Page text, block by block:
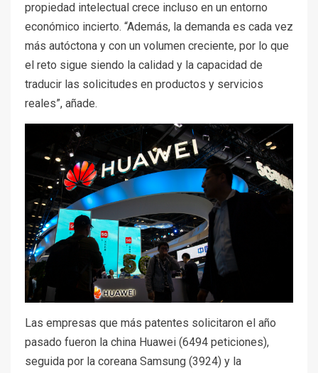
propiedad intelectual crece incluso en un entorno
económico incierto. “Además, la demanda es cada vez
más autóctona y con un volumen creciente, por lo que
el reto sigue siendo la calidad y la capacidad de
traducir las solicitudes en productos y servicios
reales”, añade.
Las empresas que más patentes solicitaron el año
pasado fueron la china Huawei (6494 peticiones),
seguida por la coreana Samsung (3924) y la